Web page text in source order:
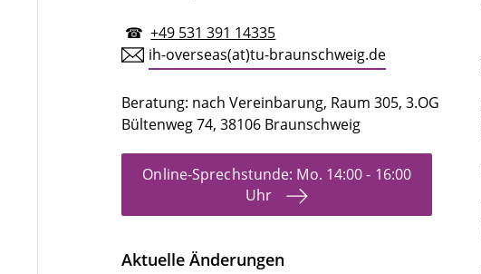
☎+49 531 391 14335
ih-overseas(at)tu-braunschweig.de
Beratung: nach Vereinbarung, Raum 305, 3.OG
Bültenweg 74, 38106 Braunschweig
Online-Sprechstunde: Mo. 14:00 - 16:00
Uhr
Aktuelle Änderungen